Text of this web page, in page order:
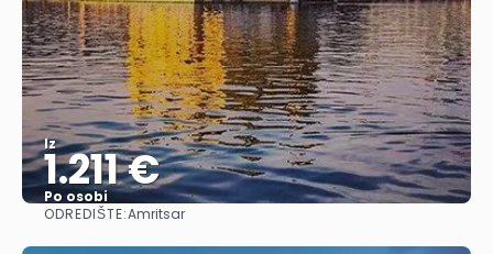
Iz
1.211 €
Po osobi
ODREDIŠTE:Amritsar